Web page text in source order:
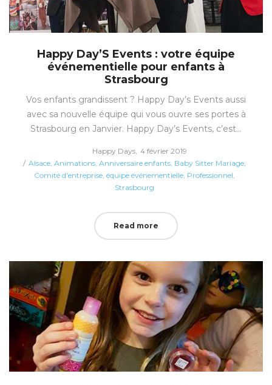
Happy Day’S Events : votre équipe
événementielle pour enfants à
Strasbourg
Vos enfants grandissent ? Happy Day’s Events aussi
avec sa nouvelle équipe qui vous ouvre ses portes à
Strasbourg en Janvier. Happy Day’s Events, c’est…
Happy Days Posted
on
4 février 2019
Posted
Alsace Animations Anniversaire enfants Baby Sitter Mariage
Comité d'entreprise équipe événementielle Professionnel
Strasbourg
Read more